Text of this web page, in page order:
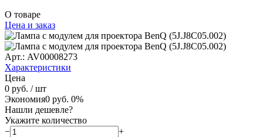
О товаре
Цена и заказ
Арт.: AV00008273
Характеристики
Цена
0 руб. / шт
Экономия0 руб. 0%
Нашли дешевле?
Укажите количество
−
+